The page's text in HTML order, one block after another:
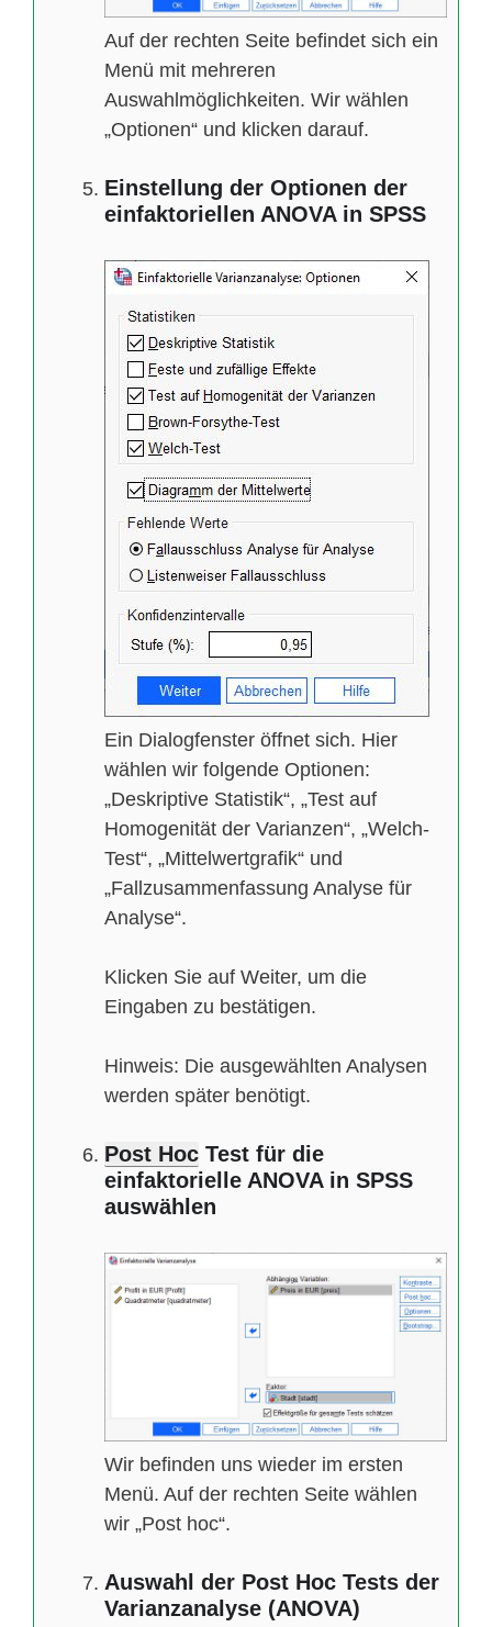
Auf der rechten Seite befindet sich ein
Menü mit mehreren
Auswahlmöglichkeiten. Wir wählen
„Optionen“ und klicken darauf.
Einstellung der Optionen der
einfaktoriellen ANOVA in SPSS
Ein Dialogfenster öffnet sich. Hier
wählen wir folgende Optionen:
„Deskriptive Statistik“, „Test auf
Homogenität der Varianzen“, „Welch-
Test“, „Mittelwertgrafik“ und
„Fallzusammenfassung Analyse für
Analyse“.
Klicken Sie auf Weiter, um die
Eingaben zu bestätigen.
Hinweis: Die ausgewählten Analysen
werden später benötigt.
Post Hoc Test für die
einfaktorielle ANOVA in SPSS
auswählen
Wir befinden uns wieder im ersten
Menü. Auf der rechten Seite wählen
wir „Post hoc“.
Auswahl der Post Hoc Tests der
Varianzanalyse (ANOVA)